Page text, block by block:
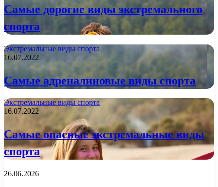
Самые дорогие виды экстремального
спорта
Экстремальные виды спорта
16.07.2022
Самые адреналиновые виды спорта
Экстремальные виды спорта
16.07.2022
Самые опасные экстремальные виды
спорта
26.06.2026